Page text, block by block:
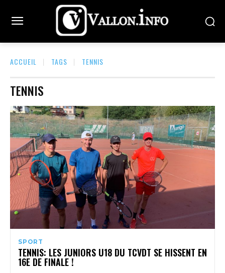
ACCUEIL TAGS TENNIS
TENNIS
SPORT
TENNIS: LES JUNIORS U18 DU TCVDT SE HISSENT EN
16E DE FINALE !